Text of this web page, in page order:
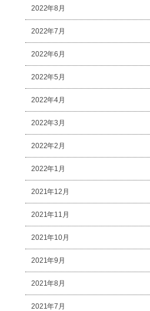
2022年8月
2022年7月
2022年6月
2022年5月
2022年4月
2022年3月
2022年2月
2022年1月
2021年12月
2021年11月
2021年10月
2021年9月
2021年8月
2021年7月